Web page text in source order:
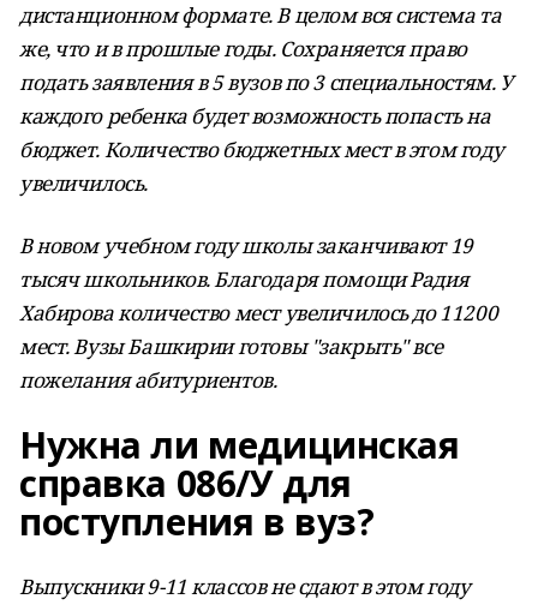
дистанционном формате. В целом вся система та
же, что и в прошлые годы. Сохраняется право
подать заявления в 5 вузов по 3 специальностям. У
каждого ребенка будет возможность попасть на
бюджет. Количество бюджетных мест в этом году
увеличилось.
В новом учебном году школы заканчивают 19
тысяч школьников. Благодаря помощи Радия
Хабирова количество мест увеличилось до 11200
мест. Вузы Башкирии готовы "закрыть" все
пожелания абитуриентов.
Нужна ли медицинская
справка 086/У для
поступления в вуз?
Выпускники 9-11 классов не сдают в этом году